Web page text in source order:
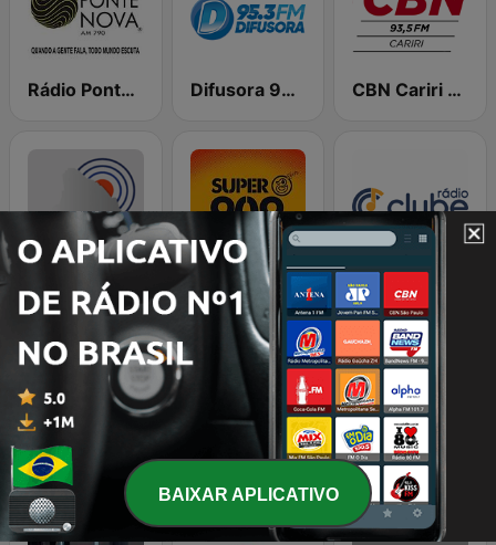
Rádio Ponte Nova 790 AM Difusora 95.3 FM CBN Cariri FM
Rádio Itabira Super Radiopatos
Radio Educadora 1010 AM Rádio Montanhesa - Ponte Nova
BAIXAR APLICATIVO